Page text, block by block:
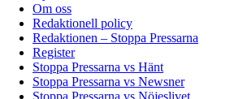
Om oss
Redaktionell policy
Redaktionen – Stoppa Pressarna
Register
Stoppa Pressarna vs Hänt
Stoppa Pressarna vs Newsner
Stoppa Pressarna vs Nöjeslivet